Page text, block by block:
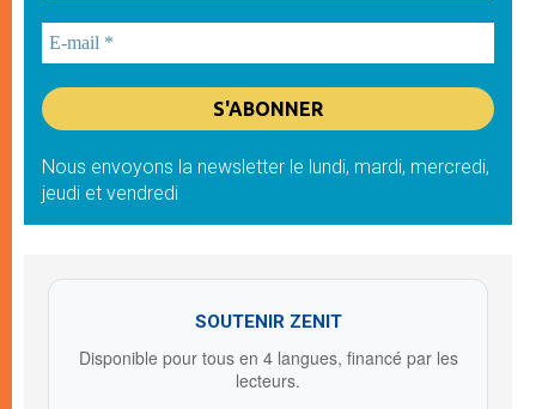
Nous envoyons la newsletter le lundi, mardi, mercredi,
jeudi et vendredi
SOUTENIR ZENIT
Disponible pour tous en 4 langues, financé par les
lecteurs.